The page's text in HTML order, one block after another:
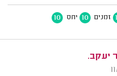
זמנים 10 יחס 10
יעקב.